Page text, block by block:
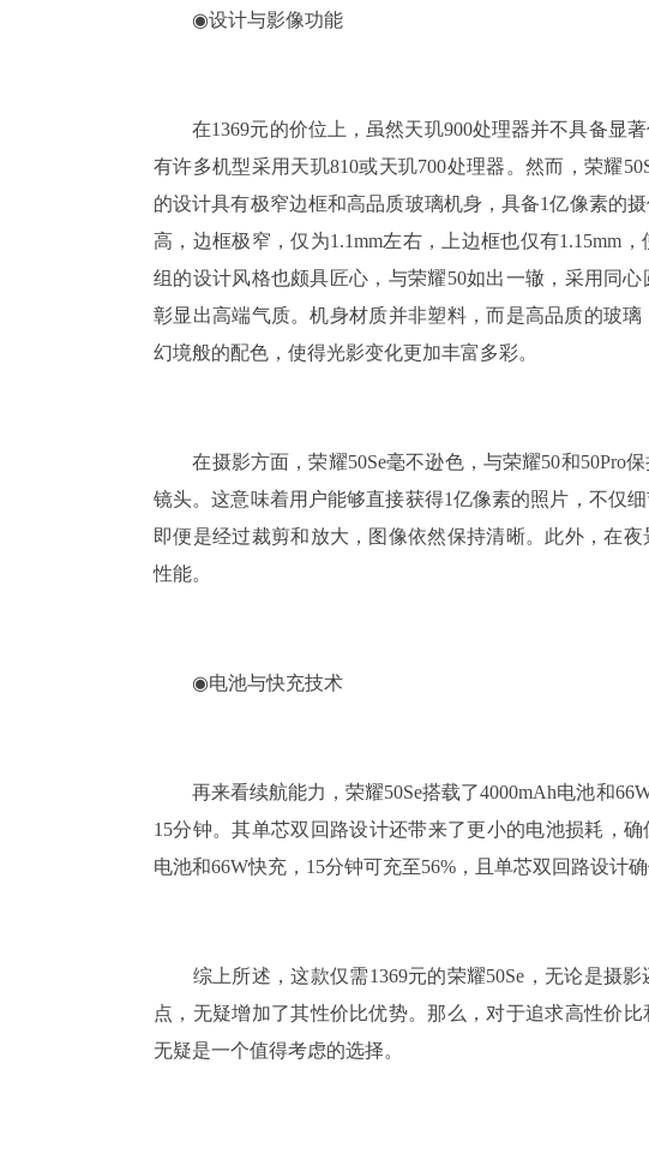
◉设计与影像功能
在1369元的价位上，虽然天玑900处理器并不具备显著
有许多机型采用天玑810或天玑700处理器。然而，荣耀
的设计具有极窄边框和高品质玻璃机身，具备1亿像素的
高，边框极窄，仅为1.1mm左右，上边框也仅有1.15mm
组的设计风格也颇具匠心，与荣耀50如出一辙，采用同
彰显出高端气质。机身材质并非塑料，而是高品质的玻
幻境般的配色，使得光影变化更加丰富多彩。
在摄影方面，荣耀50Se毫不逊色，与荣耀50和50Pro保
镜头。这意味着用户能够直接获得1亿像素的照片，不仅
即便是经过裁剪和放大，图像依然保持清晰。此外，在
性能。
◉电池与快充技术
再来看续航能力，荣耀50Se搭载了4000mAh电池和
15分钟。其单芯双回路设计还带来了更小的电池损耗，
电池和66W快充，15分钟可充至56%，且单芯双回路设计确
综上所述，这款仅需1369元的荣耀50Se，无论是摄影
点，无疑增加了其性价比优势。那么，对于追求高性价
无疑是一个值得考虑的选择。